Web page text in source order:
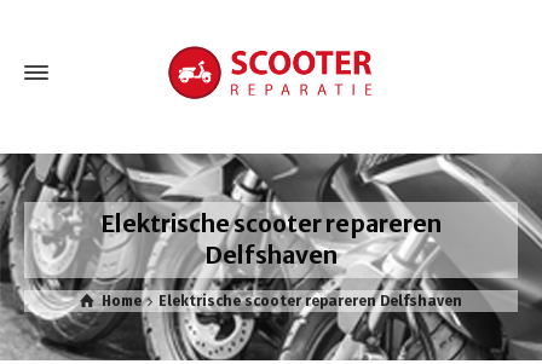
Elektrische scooter repareren
Delfshaven
Home Elektrische scooter repareren Delfshaven